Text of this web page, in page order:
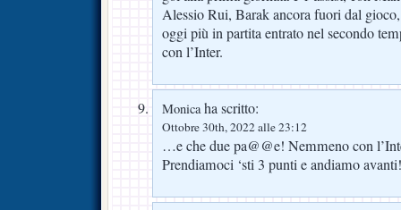
Alessio Rui, Barak ancora fuori dal
oggi più in partita entrato nel secondo
con l’Inter.
Monicaha scritto:
Ottobre 30th, 2022 alle 23:12
…e che due pa@@e! Nemmeno con
Prendiamoci ‘sti 3 punti e andiamo